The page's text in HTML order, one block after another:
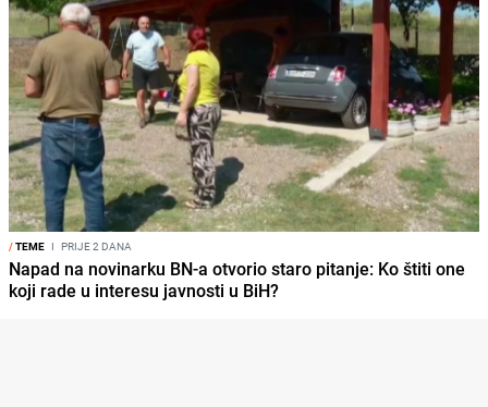
/TEME I PRIJE 2 DANA
Napad na novinarku BN-a otvorio staro pitanje: Ko štiti one
koji rade u interesu javnosti u BiH?